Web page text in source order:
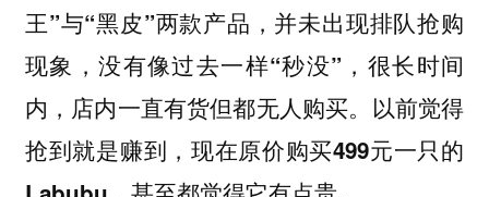
王”与“黑皮”两款产品，并未出现排队抢购
现象，没有像过去一样“秒没”，很长时间
内，店内一直有货但都无人购买。以前觉得
抢到就是赚到，现在原价购买499元一只的